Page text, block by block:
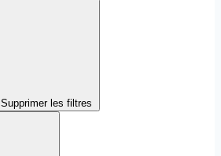
Supprimer les filtres